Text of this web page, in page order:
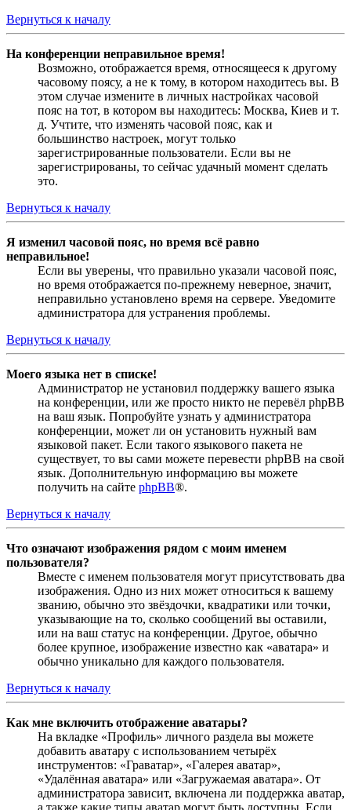
Вернуться к началу
На конференции неправильное время!
Возможно, отображается время, относящееся к другому
часовому поясу, а не к тому, в котором находитесь вы. В
этом случае измените в личных настройках часовой
пояс на тот, в котором вы находитесь: Москва, Киев и т.
д. Учтите, что изменять часовой пояс, как и
большинство настроек, могут только
зарегистрированные пользователи. Если вы не
зарегистрированы, то сейчас удачный момент сделать
это.
Вернуться к началу
Я изменил часовой пояс, но время всё равно
неправильное!
Если вы уверены, что правильно указали часовой пояс,
но время отображается по-прежнему неверное, значит,
неправильно установлено время на сервере. Уведомите
администратора для устранения проблемы.
Вернуться к началу
Моего языка нет в списке!
Администратор не установил поддержку вашего языка
на конференции, или же просто никто не перевёл phpBB
на ваш язык. Попробуйте узнать у администратора
конференции, может ли он установить нужный вам
языковой пакет. Если такого языкового пакета не
существует, то вы сами можете перевести phpBB на свой
язык. Дополнительную информацию вы можете
получить на сайте phpBB®.
Вернуться к началу
Что означают изображения рядом с моим именем
пользователя?
Вместе с именем пользователя могут присутствовать два
изображения. Одно из них может относиться к вашему
званию, обычно это звёздочки, квадратики или точки,
указывающие на то, сколько сообщений вы оставили,
или на ваш статус на конференции. Другое, обычно
более крупное, изображение известно как «аватара» и
обычно уникально для каждого пользователя.
Вернуться к началу
Как мне включить отображение аватары?
На вкладке «Профиль» личного раздела вы можете
добавить аватару с использованием четырёх
инструментов: «Граватар», «Галерея аватар»,
«Удалённая аватара» или «Загружаемая аватара». От
администратора зависит, включена ли поддержка аватар,
а также какие типы аватар могут быть доступны. Если